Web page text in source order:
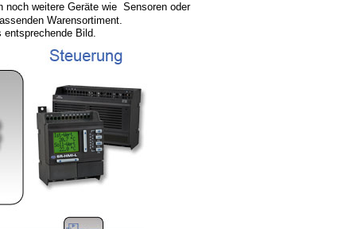
noch weitere Geräte wie Sensoren oder
Warensortiment.
entsprechende Bild.